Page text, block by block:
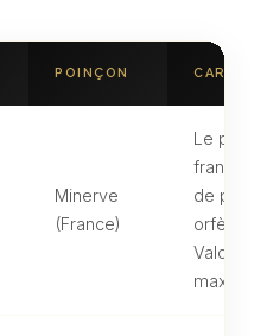
POINÇON
Minerve
(France)
Le plus
français
de